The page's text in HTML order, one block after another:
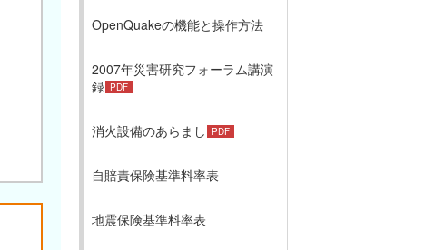
OpenQuakeの機能と操作方法
2007年災害研究フォーラム講演
録
消火設備のあらまし
自賠責保険基準料率表
地震保険基準料率表